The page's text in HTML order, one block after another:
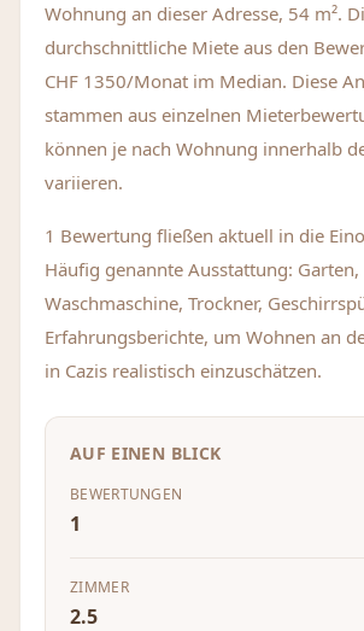
Wohnung an dieser Adresse, 54 m².
durchschnittliche Miete aus den
CHF 1350/Monat im Median. Diese
stammen aus einzelnen
können je nach Wohnung innerhalb
variieren.
1 Bewertung fließen aktuell in die
Häufig genannte Ausstattung: Garten,
Waschmaschine, Trockner,
Erfahrungsberichte, um Wohnen an
in Cazis realistisch einzuschätzen.
AUF EINEN BLICK
BEWERTUNGEN
1
ZIMMER
2.5